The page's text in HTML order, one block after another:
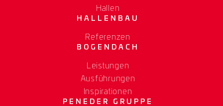
Hallen
HALLENBAU
Referenzen
BOGENDACH
Leistungen
Ausführungen
Inspirationen
PENEDER GRUPPE